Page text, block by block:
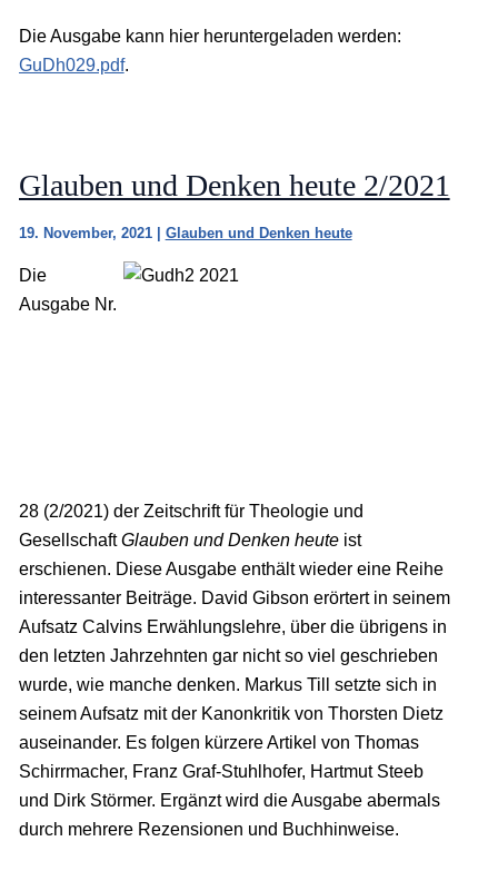
Die Ausgabe kann hier heruntergeladen werden:
GuDh029.pdf.
Glauben und Denken heute 2/2021
19. November, 2021 Glauben und Denken heute
Die
Ausgabe Nr.
28 (2/2021) der Zeitschrift für Theologie und
GesellschaftGlauben und Denken heuteist
erschienen. Diese Ausgabe enthält wieder eine Reihe
interessanter Beiträge. David Gibson erörtert in seinem
Aufsatz Calvins Erwählungslehre, über die übrigens in
den letzten Jahrzehnten gar nicht so viel geschrieben
wurde, wie manche denken. Markus Till setzte sich in
seinem Aufsatz mit der Kanonkritik von Thorsten Dietz
auseinander. Es folgen kürzere Artikel von Thomas
Schirrmacher, Franz Graf-Stuhlhofer, Hartmut Steeb
und Dirk Störmer. Ergänzt wird die Ausgabe abermals
durch mehrere Rezensionen und Buchhinweise.